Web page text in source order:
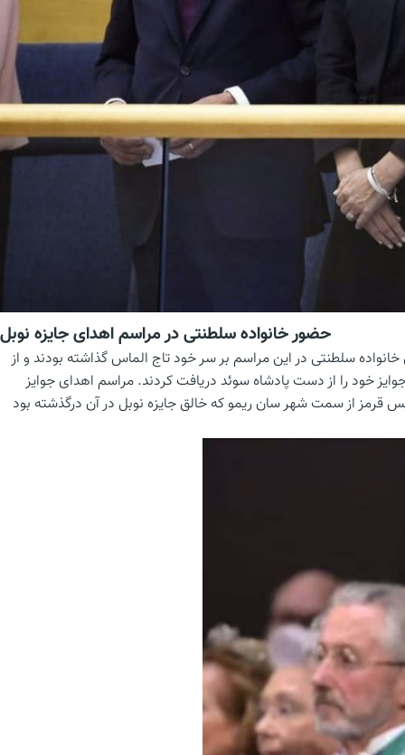
حضور خانواده سلطنتی در مراسم اهدای جایزه نوبل
سلطنتی در این مراسم بر سر خود تاج الماس گذاشته بودند و از
خود را از دست پادشاه سوئد دریافت کردند. مراسم اهدای جوایز
و آماریلیس قرمز از سمت شهر سان ریمو که خالق جایزه نوبل در آن درگذشته بود